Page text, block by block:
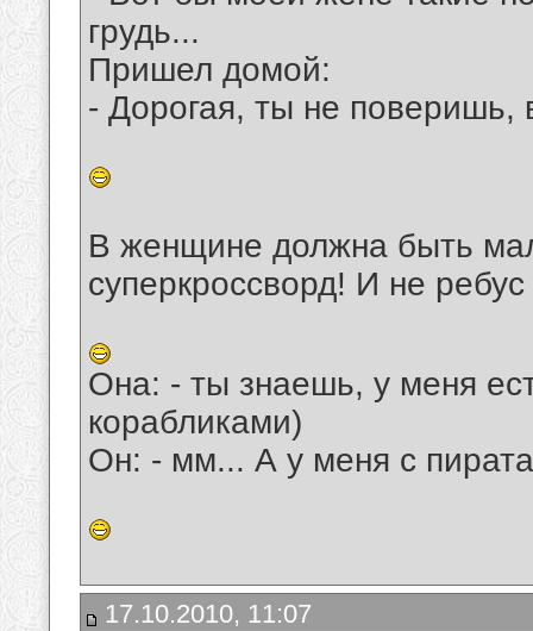
грудь...
Пришел домой:
- Дорогая, ты не поверишь,
В женщине должна быть
суперкроссворд! И не
Она: - ты знаешь, у меня
корабликами)
Он: - мм... А у меня с
17.10.2010, 11:07